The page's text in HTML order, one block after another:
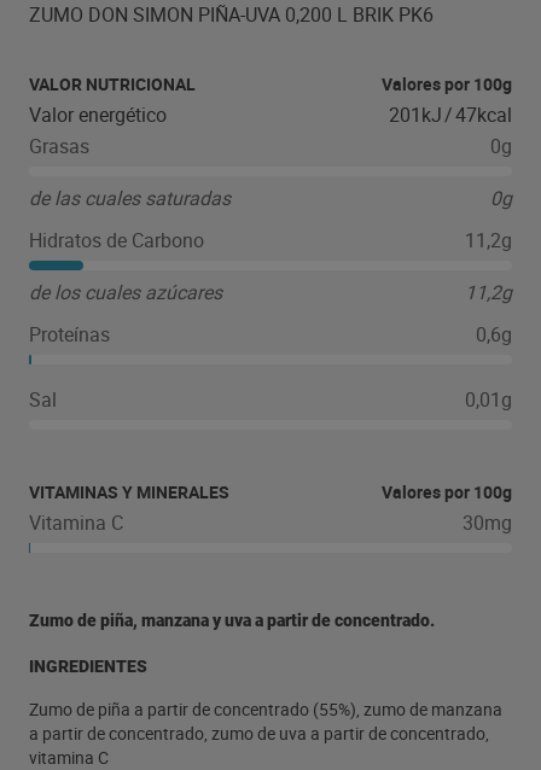
ZUMO DON SIMON PIÑA-UVA 0,200 L BRIK PK6
VALOR NUTRICIONAL Valores por 100g
Valor energético 201kJ/47kcal
Grasas
0g
de las cuales saturadas
0g
Hidratos de Carbono
11,2g
de los cuales azúcares
11,2g
Proteínas
0,6g
Sal 0,01g
VITAMINAS Y MINERALES Valores por 100g
Vitamina C 30mg
Zumo de piña, manzana y uva a partir de concentrado.
INGREDIENTES
Zumo de piña a partir de concentrado (55%), zumo de manzana
a partir de concentrado, zumo de uva a partir de concentrado,
vitamina C